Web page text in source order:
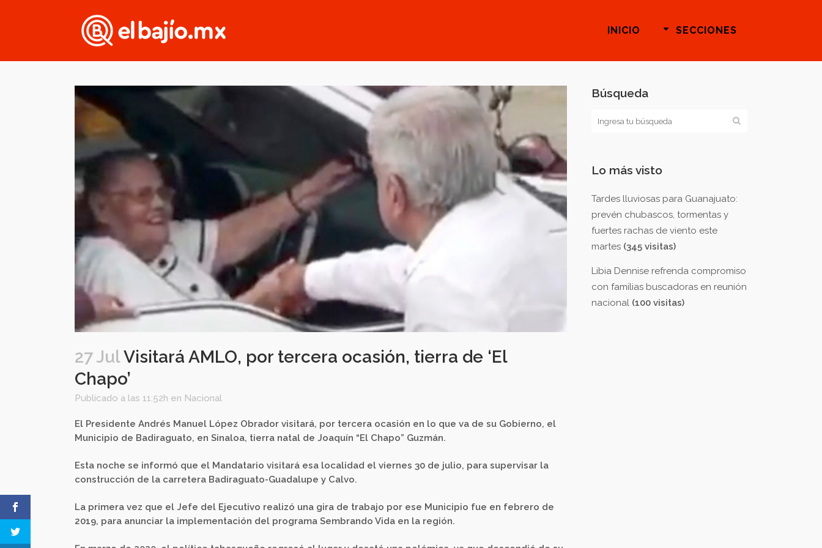
INICIO SECCIONES
27 JulVisitará AMLO, por tercera ocasión, tierra de ‘El
Chapo’
Publicado a las 11:52h en Nacional
El Presidente Andrés Manuel López Obrador visitará, por tercera ocasión en lo que va de su Gobierno, el
Municipio de Badiraguato, en Sinaloa, tierra natal de Joaquín “El Chapo” Guzmán.
Esta noche se informó que el Mandatario visitará esa localidad el viernes 30 de julio, para supervisar la
construcción de la carretera Badiraguato-Guadalupe y Calvo.
La primera vez que el Jefe del Ejecutivo realizó una gira de trabajo por ese Municipio fue en febrero de
2019, para anunciar la implementación del programa Sembrando Vida en la región.
Búsqueda
Lo más visto
Tardes lluviosas para Guanajuato:
prevén chubascos, tormentas y
fuertes rachas de viento este
martes (345 visitas)
Libia Dennise refrenda compromiso
con familias buscadoras en reunión
nacional (100 visitas)